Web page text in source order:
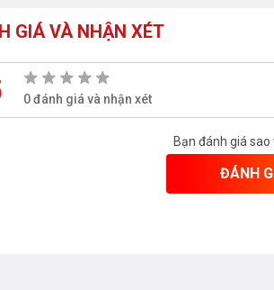
GIÁ VÀ NHẬN XÉT
0 đánh giá và nhận xét
Bạn đánh giá sao
ĐÁNH